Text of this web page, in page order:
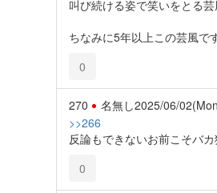
叫び続ける姿で笑いをとる
ちなみに5年以上この芸風で
0
270 名無し2025/06/
>>266
反論もできないお前こそバ
0